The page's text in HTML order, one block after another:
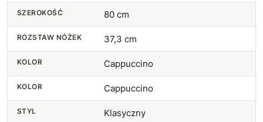
SZEROKOŚĆ 80 cm
ROZSTAW NÓŻEK 37,3 cm
KOLOR Cappuccino
KOLOR Cappuccino
STYL Klasyczny